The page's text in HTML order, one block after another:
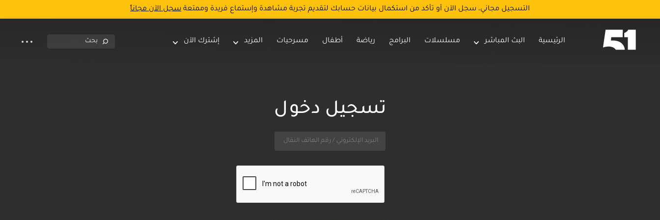
التسجيل مجاني، سجل الآن أو تأكد من استكمال بيانات حسابك لتقديم تجربة مشاهدة وإستماع فريدة وممتعة سجل الآن مجاناً
الرئيسية البث المباشر مسلسلات البرامج رياضة أطفال مسرحيات المزيد إشترك الآن
تسجيل دخول